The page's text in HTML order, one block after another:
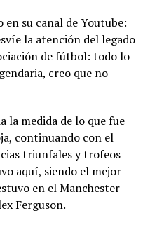
su canal de Youtube:
la atención del legado
de fútbol: todo lo
creo que no
la medida de lo que fue
continuando con el
triunfales y trofeos
aquí, siendo el mejor
en el Manchester
Ferguson.